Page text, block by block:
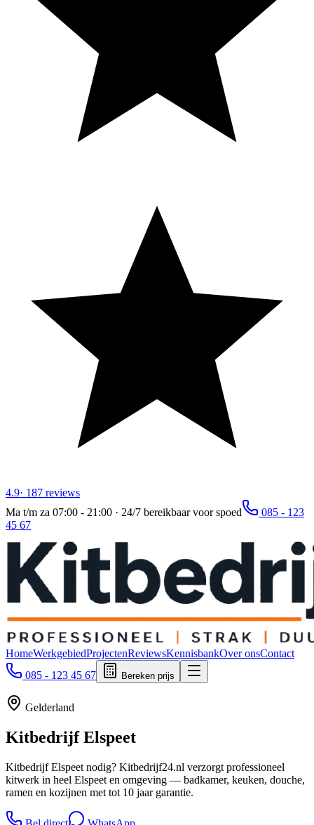
4.9· 187 reviews
Ma t/m za 07:00 - 21:00 · 24/7 bereikbaar voor spoed
085 - 123
45 67
HomeWerkgebiedProjectenReviewsKennisbankOver onsContact
085 - 123 45 67
Bereken prijs
Gelderland
KitbedrijfElspeet
Kitbedrijf Elspeet nodig? Kitbedrijf24.nl verzorgt professioneel
kitwerk in heel Elspeet en omgeving — badkamer, keuken, douche,
ramen en kozijnen met tot 10 jaar garantie.